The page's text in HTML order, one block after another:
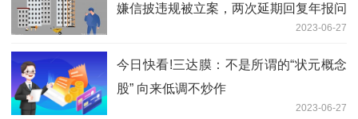
嫌信披违规被立案，两次延期回复年报问
2023-06-27
今日快看!三达膜：不是所谓的“状元概念
股” 向来低调不炒作
2023-06-27